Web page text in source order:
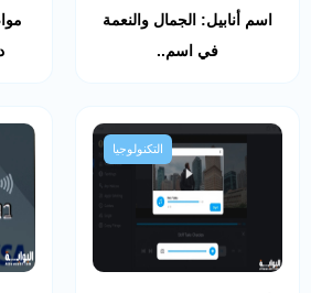
اسم أنابيل: الجمال والنعمة
في اسم..
التكنولوجيا